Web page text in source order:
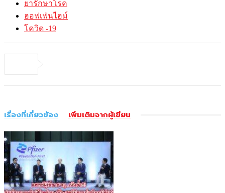
ยารักษาโรค
ฮอฟเฟ่นไฮม์
โควิด -19
เรื่องที่เกี่ยวข้อง เพิ่มเติมจากผู้เขียน